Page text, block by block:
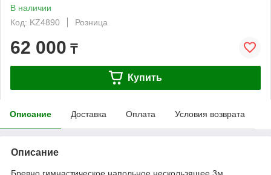
В наличии
Код: KZ4890
Розница
62 000 ₸
Купить
Описание Доставка Оплата Условия возврата
Описание
Бревно гимнастическое напольное нескользящее 3м